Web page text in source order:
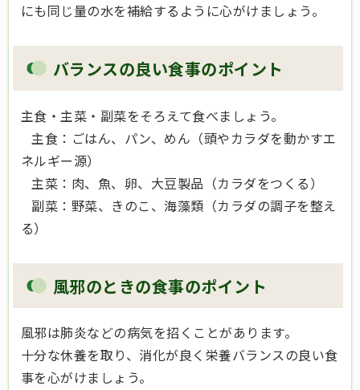
にも同じ量の水を補給するように心がけましょう。
バランスの良い食事のポイント
主食・主菜・副菜をそろえて食べましょう。
主食：ごはん、パン、めん（頭やカラダを動かすエ
ネルギー源）
主菜：肉、魚、卵、大豆製品（カラダをつくる）
副菜：野菜、きのこ、海藻類（カラダの調子を整え
る）
風邪のときの食事のポイント
風邪は肺炎などの病気を招くことがあります。
十分な休養を取り、消化が良く栄養バランスの良い食
事を心がけましょう。